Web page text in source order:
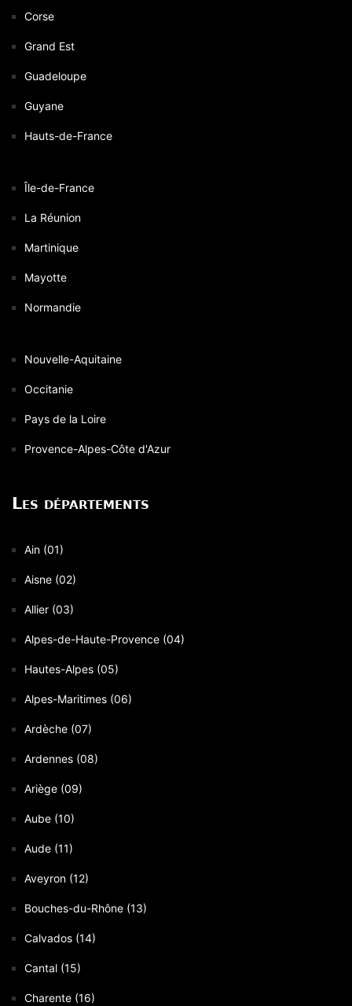
Corse
Grand Est
Guadeloupe
Guyane
Hauts-de-France
Île-de-France
La Réunion
Martinique
Mayotte
Normandie
Nouvelle-Aquitaine
Occitanie
Pays de la Loire
Provence-Alpes-Côte d'Azur
Les départements
Ain (01)
Aisne (02)
Allier (03)
Alpes-de-Haute-Provence (04)
Hautes-Alpes (05)
Alpes-Maritimes (06)
Ardèche (07)
Ardennes (08)
Ariège (09)
Aube (10)
Aude (11)
Aveyron (12)
Bouches-du-Rhône (13)
Calvados (14)
Cantal (15)
Charente (16)